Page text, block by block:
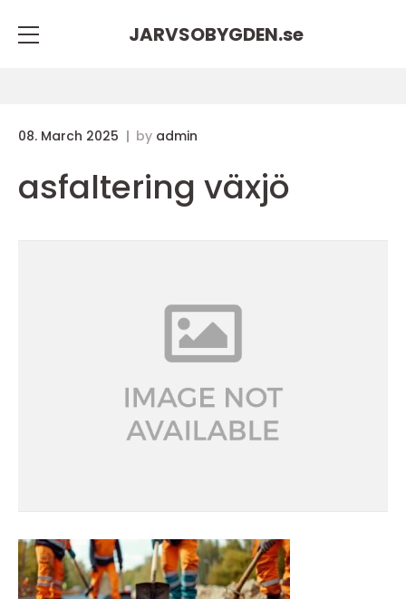
JARVSOBYGDEN.se
08. March 2025 by admin
asfaltering växjö